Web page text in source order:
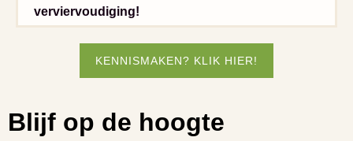
verviervoudiging!
KENNISMAKEN? KLIK HIER!
Blijf op de hoogte